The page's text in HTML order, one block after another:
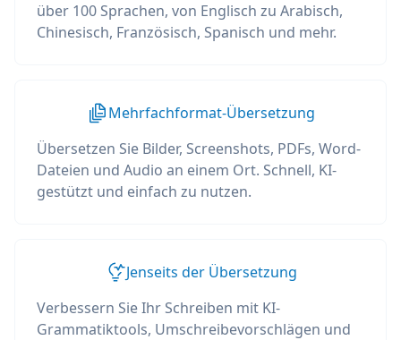
über 100 Sprachen, von Englisch zu Arabisch,
Chinesisch, Französisch, Spanisch und mehr.
Mehrfachformat-Übersetzung
Übersetzen Sie Bilder, Screenshots, PDFs, Word-
Dateien und Audio an einem Ort. Schnell, KI-
gestützt und einfach zu nutzen.
Jenseits der Übersetzung
Verbessern Sie Ihr Schreiben mit KI-
Grammatiktools, Umschreibevorschlägen und